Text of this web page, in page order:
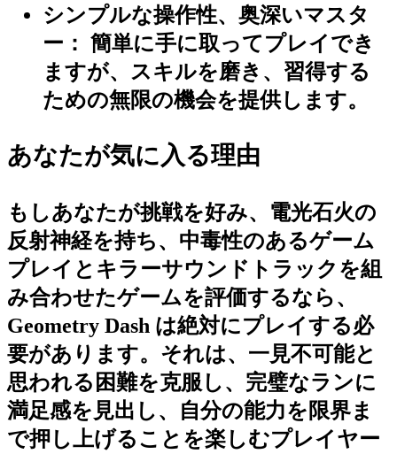
シンプルな操作性、奥深いマスタ
ー： 簡単に手に取ってプレイでき
ますが、スキルを磨き、習得する
ための無限の機会を提供します。
あなたが気に入る理由
もしあなたが挑戦を好み、電光石火の
反射神経を持ち、中毒性のあるゲーム
プレイとキラーサウンドトラックを組
み合わせたゲームを評価するなら、
Geometry Dash は絶対にプレイする必
要があります。それは、一見不可能と
思われる困難を克服し、完璧なランに
満足感を見出し、自分の能力を限界ま
で押し上げることを楽しむプレイヤー